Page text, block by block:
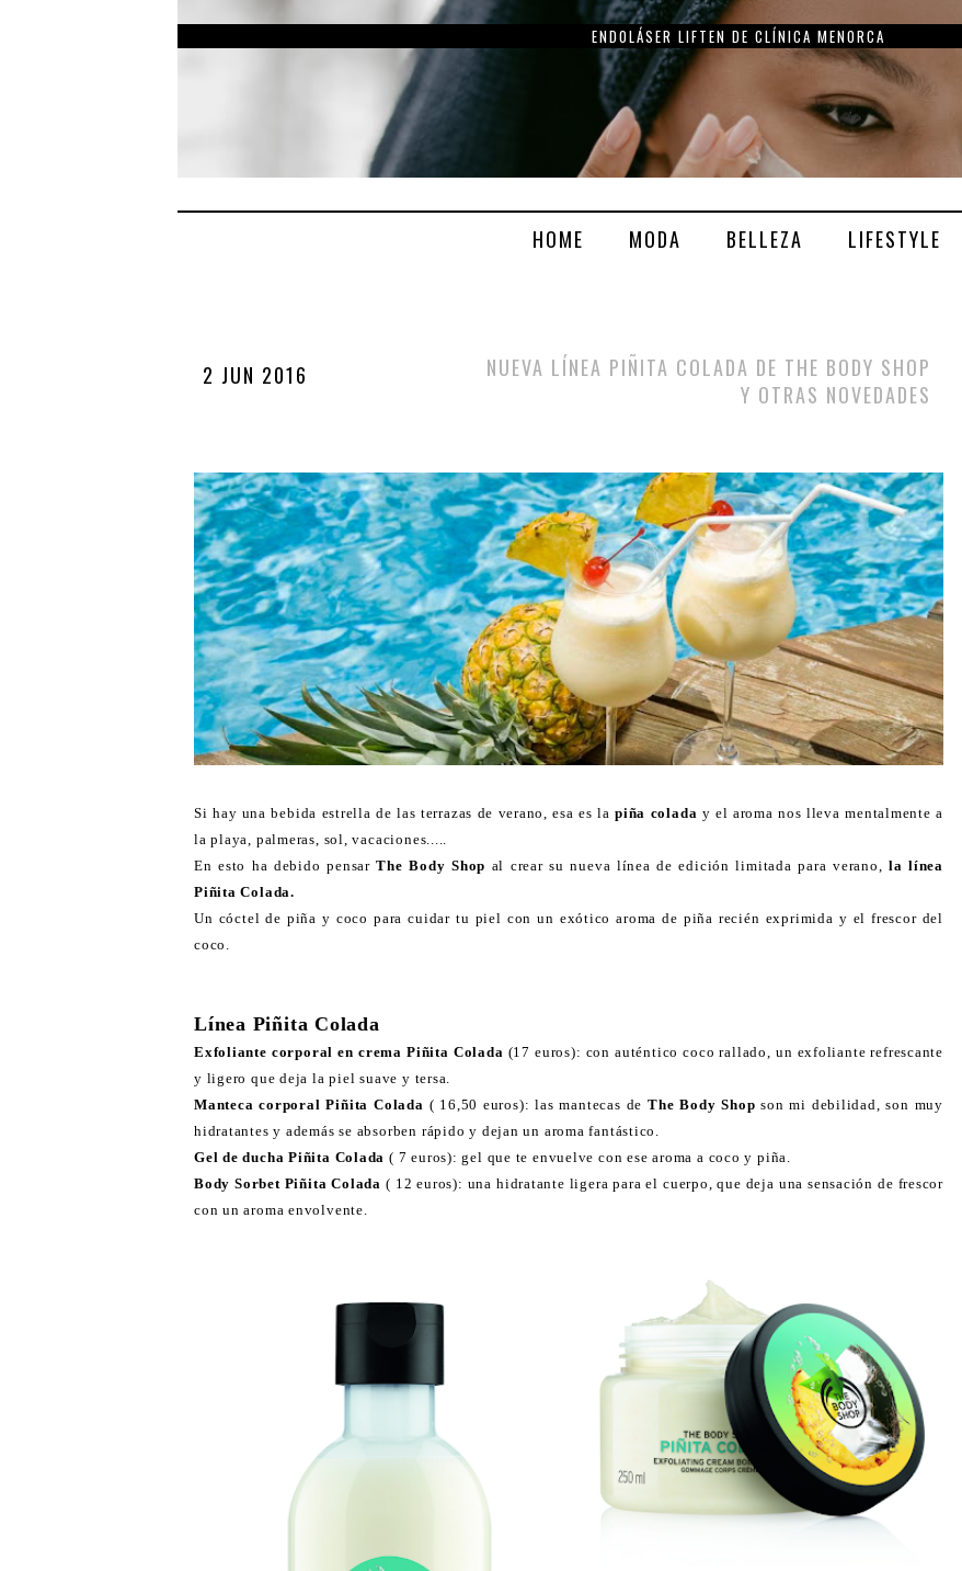
ENDOLÁSER LIFTEN DE CLÍNICA MENORCA
HOME MODA BELLEZA LIFESTYLE
2 JUN 2016
NUEVA LÍNEA PIÑITA COLADA DE THE BODY SHOP
Y OTRAS NOVEDADES
Si hay una bebida estrella de las terrazas de verano, esa es lapiña colada y el aroma nos lleva mentalmente a
la playa, palmeras, sol, vacaciones.....
En esto ha debido pensarThe Body Shop al crear su nueva línea de edición limitada para verano, la línea
Piñita Colada.
Un cóctel de piña y coco para cuidar tu piel con un exótico aroma de piña recién exprimida y el frescor del
coco.
Línea Piñita Colada
Exfoliante corporal en crema Piñita Colada (17 euros): con auténtico coco rallado, un exfoliante refrescante
y ligero que deja la piel suave y tersa.
Manteca corporal Piñita Colada ( 16,50 euros): las mantecas de The Body Shop son mi debilidad, son muy
hidratantes y además se absorben rápido y dejan un aroma fantástico.
Gel de ducha Piñita Colada ( 7 euros): gel que te envuelve con ese aroma a coco y piña.
Body Sorbet Piñita Colada ( 12 euros): una hidratante ligera para el cuerpo, que deja una sensación de frescor
con un aroma envolvente.